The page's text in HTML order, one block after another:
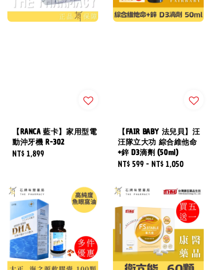
【RANCA 藍卡】家用型電
動沖牙機 R-302
Regular
NT$ 1,899
【FAIR BABY 法兒貝】汪
汪隊立大功 綜合維他命
+鋅 D3滴劑 (50ml)
Regular
NT$ 599 -NT$ 1,050